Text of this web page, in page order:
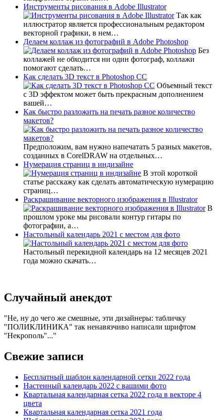
Инструменты рисования в Adobe Illustrator
Так как
иллюстратор является профессиональным редактором
векторной графики, в нем…
Делаем коллаж из фотографий в Adobe Photoshop
Без
коллажей не обходится ни один фотограф, коллажи
помогают сделать…
Как сделать 3D текст в Photoshop CC
Объемный текст
с 3D эффектом может быть прекрасным дополнением
вашей…
Как быстро разложить на печать разное количество
макетов?
Предположим, вам нужно напечатать 5 разных макетов,
созданных в CorelDRAW на отдельных…
Нумерация страниц в индизайне
В этой короткой
статье расскажу как сделать автоматическую нумерацию
страниц…
Раскрашивание векторного изображения в Illustrator
В
прошлом уроке мы рисовали контур гитары по
фотографии, а…
Настольный календарь 2021 с местом для фото
Настольный перекидной календарь на 12 месяцев 2021
года можно скачать…
Случайный анекдот
Не, ну до чего же смешные, эти дизайнеры: табличку
"ПОЛИКЛИНИКА" так ненавязчиво написали шрифтом
"Некрополь"...
Свежие записи
Бесплатный шаблон календарной сетки 2022 года
Настенный календарь 2022 с вашими фото
Квартальная календарная сетка 2022 года в векторе 4
цвета
Квартальная календарная сетка 2021 года